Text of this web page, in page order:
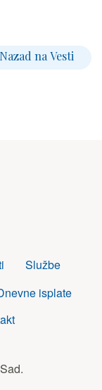
Nazad na Vesti
Službe
isplate